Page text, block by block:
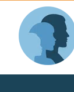
content